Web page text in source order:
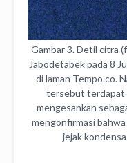
Gambar 3. Detil citra
Jabodetabek pada 8
di laman Tempo.co.
tersebut terdapat
mengesankan
mengonfirmasi
jejak